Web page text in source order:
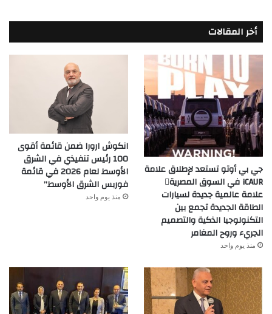
أخر المقالات
جي بي أوتو تستعد لإطلاق علامة
iCAUR في السوق المصرية
علامة عالمية جديدة لسيارات
الطاقة الجديدة تجمع بين
التكنولوجيا الذكية والتصميم
الجريء وروح المغامر
منذ يوم واحد
انكوش ارورا ضمن قائمة أقوى
100 رئيس تنفيذي في الشرق
الأوسط لعام 2026 في قائمة
فوربس الشرق الأوسط”
منذ يوم واحد